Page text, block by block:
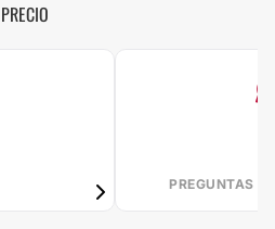
PRECIO
PREGUNTAS